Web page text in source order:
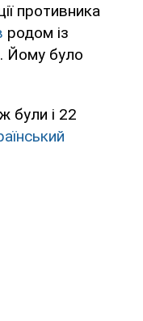
противника
родом із
Йому було
були і 22